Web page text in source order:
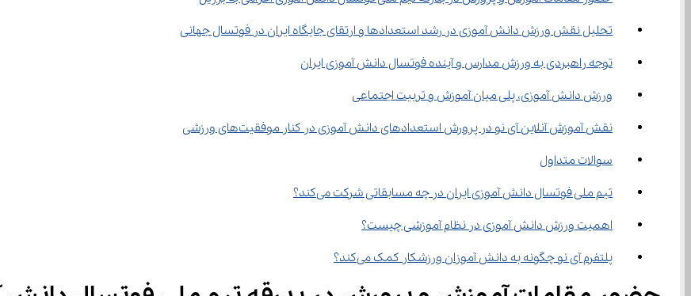
تحلیل نقش ورزش دانش ‌آموزی در رشد استعدادها و ارتقای جایگاه ایران در فوتسال جهانی
توجه راهبردی به ورزش مدارس و آینده فوتسال دانش ‌آموزی ایران
ورزش دانش ‌آموزی، پلی میان آموزش و تربیت اجتماعی
نقش آموزش آنلاین آی‌ نو در پرورش استعدادهای دانش‌ آموزی در کنار موفقیت‌های ورزشی
سوالات متداول
تیم ملی فوتسال دانش ‌آموزی ایران در چه مسابقاتی شرکت می‌کند؟
اهمیت ورزش دانش ‌آموزی در نظام آموزشی چیست؟
پلتفرم آی ‌نو چگونه به دانش‌ آموزان ورزشکار کمک می‌کند؟